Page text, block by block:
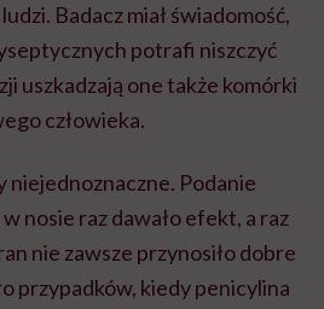
Badacz miał świadomość,
potrafi niszczyć
uszkadzają one także komórki
człowieka.
niejednoznaczne. Podanie
nosie raz dawało efekt, a raz
nie zawsze przynosiło dobre
przypadków, kiedy penicylina